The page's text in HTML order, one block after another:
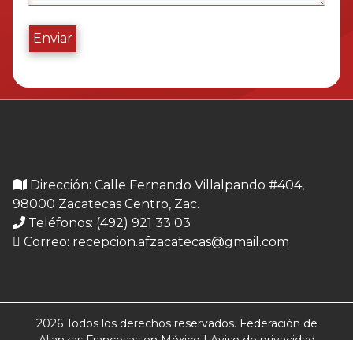
Enviar
Dirección: Calle Fernando Villalpando #404,
98000 Zacatecas Centro, Zac.
Teléfonos: (492) 921 33 03
Correo: recepcion.afzacatecas@gmail.com
2026 Todos los derechos reservados. Federación de